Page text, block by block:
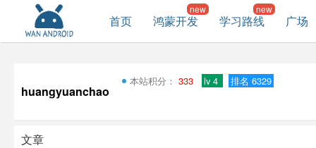
首页 鸿蒙开发 学习路线 广场
huangyuanchao
本站积分： 333 lv 4 排名 6329
文章